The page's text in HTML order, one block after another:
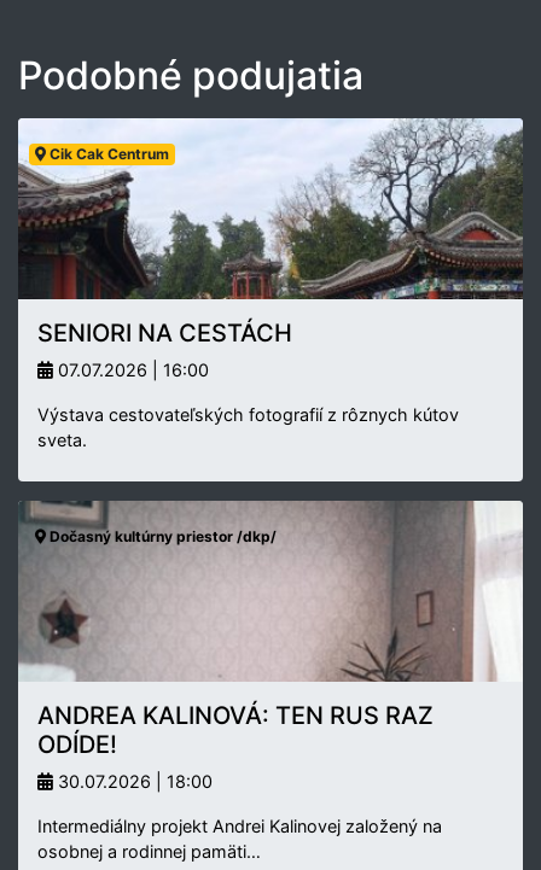
Podobné podujatia
Cik Cak Centrum
SENIORI NA CESTÁCH
07.07.2026 | 16:00
Výstava cestovateľských fotografií z rôznych kútov
sveta.
Dočasný kultúrny priestor /dkp/
ANDREA KALINOVÁ: TEN RUS RAZ
ODÍDE!
30.07.2026 | 18:00
Intermediálny projekt Andrei Kalinovej založený na
osobnej a rodinnej pamäti…